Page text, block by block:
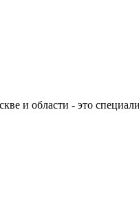
и области - это